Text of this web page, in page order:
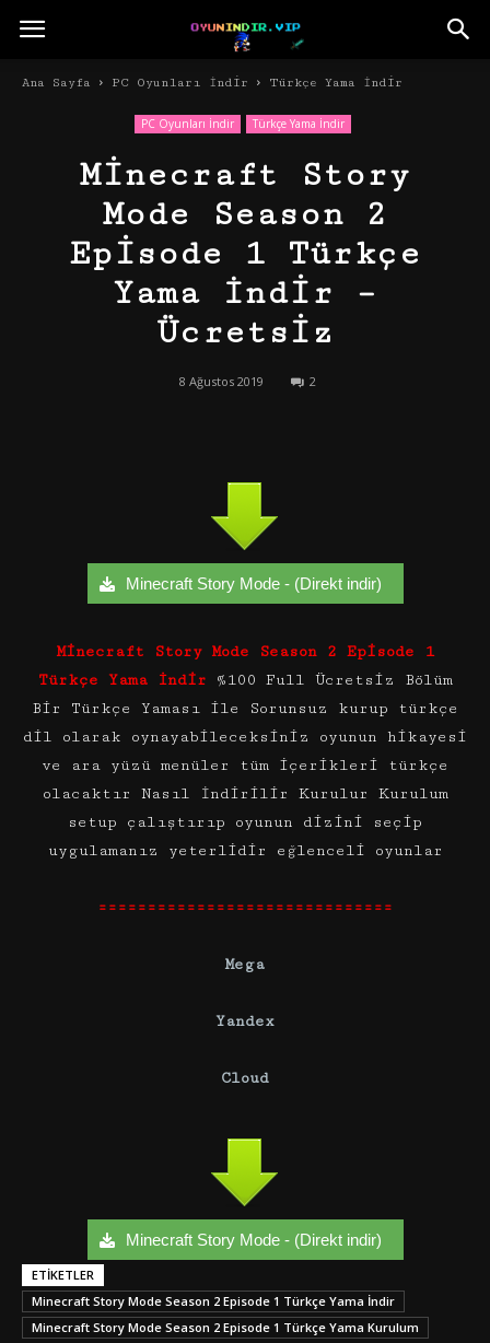
Ana Sayfa PC Oyunları İndir Türkçe Yama İndir
PC Oyunları İndir Türkçe Yama İndir
Minecraft Story
Mode Season 2
Episode 1 Türkçe
Yama İndir –
Ücretsiz
8 Ağustos 2019 2
Minecraft Story Mode - (Direkt indir)
Minecraft Story Mode Season 2 Episode 1
Türkçe Yama İndir %100 Full Ücretsiz Bölüm
Bir Türkçe Yaması ile Sorunsuz kurup türkçe
dil olarak oynayabileceksiniz oyunun hikayesi
ve ara yüzü menüler tüm içerikleri türkçe
olacaktır Nasıl İndirilir Kurulur Kurulum
setup çalıştırıp oyunun dizini seçip
uygulamanız yeterlidir eğlenceli oyunlar
==============================
Mega
Yandex
Cloud
Minecraft Story Mode - (Direkt indir)
ETIKETLER
Minecraft Story Mode Season 2 Episode 1 Türkçe Yama İndir
Minecraft Story Mode Season 2 Episode 1 Türkçe Yama Kurulum